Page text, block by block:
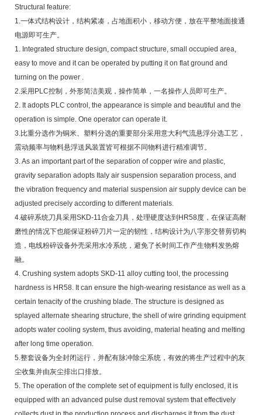
Structural feature:
1.一体式结构设计，结构紧凑，占地面积小，移动方便，放在平整地面接通
电源即可生产。
1. Integrated structure design, compact structure, small occupied area,
easy to move and it can be operated by putting it on flat ground and
turning on the power .
2.采用PLC控制，外形简洁美观，操作简单，一名操作人员即可生产。
2. It adopts PLC control, the appearance is simple and beautiful and the
operation is simple. One operator can operate it.
3.比重分选作为铜米、塑料分选的重要部分采用意大利气流悬浮分选工艺，
震动频率与物料悬浮送风装置皆可根据不同物料进行精准调节。
3. As an important part of the separation of copper wire and plastic,
gravity separation adopts Italy air suspension separation process, and
the vibration frequency and material suspension air supply device can be
adjusted precisely according to different materials.
4.破碎系统刀具采用SKD-11合金刀具，处理硬度达到HR58度，在保证高耐
磨性的情况下也能保证粉碎刀片一定的韧性，结构设计为八字形交替剪切构
造，电线粉碎设备外壳采用水冷系统，避免了长时间工作产生物料发热熔
融。
4. Crushing system adopts SKD-11 alloy cutting tool, the processing
hardness is HR58. It can ensure the high-wearing resistance as well as a
certain tenacity of the crushing blade. The structure is designed as
splayed alternate shearing structure, the shell of wire grinding equipment
adopts water cooling system, thus avoiding, material heating and melting
after long time operation.
5.整套设备为全封闭运行，并配有脉冲除尘系统，有效的将生产过程中的灰
尘收集并由灰尘排出口排放。
5. The operation of the complete set of equipment is fully enclosed, it is
equipped with an advanced pulse dust removal system that effectively